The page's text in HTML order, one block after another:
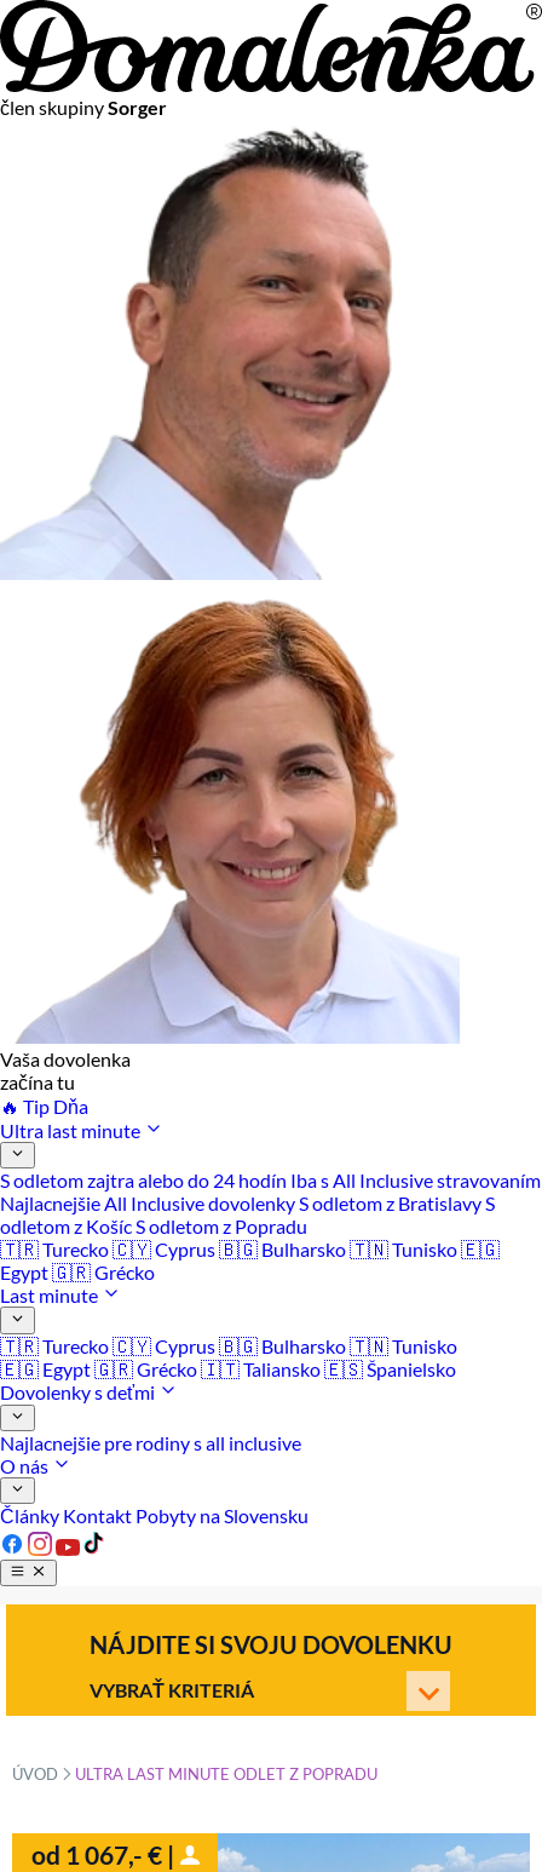
člen skupinySorger
Vaša dovolenka
začína tu
🔥 Tip Dňa
Ultra last minute
S odletom zajtra alebo do 24 hodín Iba s All Inclusive stravovaním
Najlacnejšie All Inclusive dovolenkyS odletom z BratislavyS
odletom z KošícS odletom z Popradu
🇹🇷 Turecko🇨🇾 Cyprus🇧🇬 Bulharsko🇹🇳 Tunisko🇪🇬
Egypt🇬🇷 Grécko
Last minute
🇹🇷 Turecko🇨🇾 Cyprus🇧🇬 Bulharsko🇹🇳 Tunisko
🇪🇬 Egypt🇬🇷 Grécko🇮🇹 Taliansko🇪🇸 Španielsko
Dovolenky s deťmi
Najlacnejšie pre rodiny s all inclusive
O nás
Články Kontakt Pobyty na Slovensku
NÁJDITE SI SVOJU DOVOLENKU
VYBRAŤ KRITERIÁ
ÚVOD »
ULTRA LAST MINUTE ODLET Z POPRADU
od 1 067,- € |
Na vašom súkromí nám záleží
Chceme vám neustále poskytovať tie najlepšie služby.
Vzhľadom k platnej legislatíve od vás ale potrebujeme súhlas
s používaním súborov cookies.
Viac o personalizácii a meraní
Aby sme vedeli, čo sa deje na webových stránkach a aby sme
vám mohli prispôsobiť ponuky na mieru či reklamu,
používame cookies a taktiežslužby spoločnosti Google
Čo sú cookies?
Cookies sú malé textové súbory, ktoré môžu byť používané
webovými stránkami, aby zefektívnili používateľský zážitok.
Vďaka cookies vám môžeme ponúkať služby podľa toho, čo
naozaj hľadáte a chcete nájsť.
Kedykoľvek sa môžete slobodne rozhodnúť, ktoré typy
používania cookies chcete umožniť.
Zákon uvádza, že môžeme ukladať cookies na vašom
zariadení, pokiaľ sú nevyhnutne nutné pre prevádzku tejto
Cookies, ktoré používame
Technické a nevyhnutné cookies
Analytické a marketingové cookies
Reklamné úložisko
Reklamné používateľské dáta
Personalizácia reklám
Povoliť vybrané
Odmietnuť